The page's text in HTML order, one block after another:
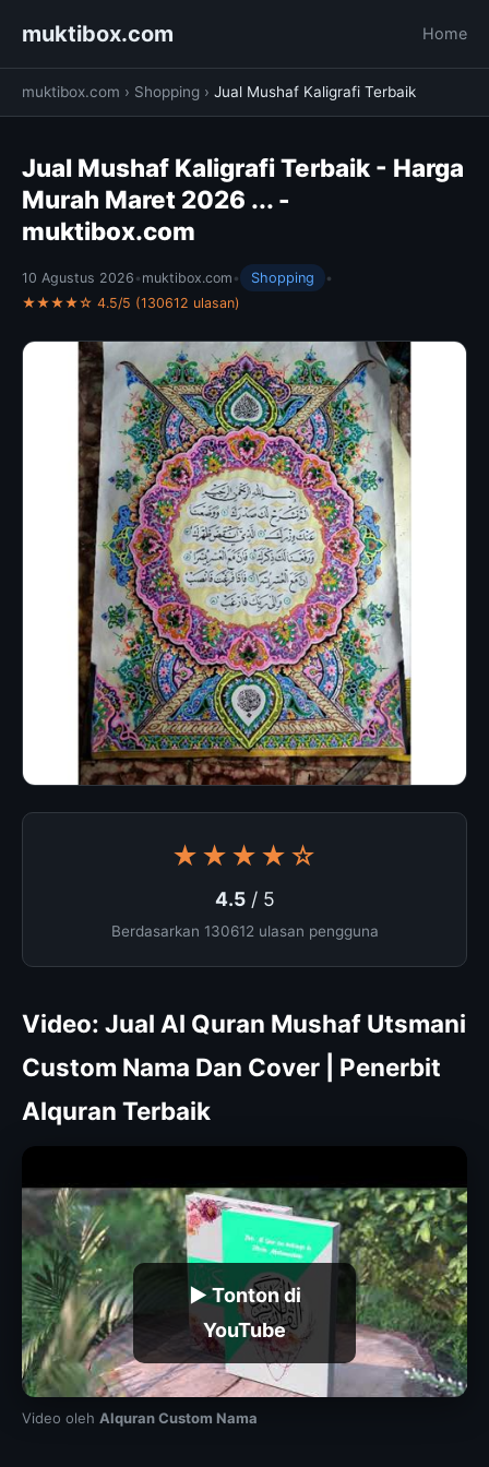
muktibox.com Home
muktibox.com › Shopping › Jual Mushaf Kaligrafi Terbaik
Jual Mushaf Kaligrafi Terbaik - Harga
Murah Maret 2026 ... -
muktibox.com
10 Agustus 2026 • muktibox.com • Shopping
•
★★★★☆ 4.5/5 (130612 ulasan)
★★★★☆
4.5/ 5
Berdasarkan 130612 ulasan pengguna
Video: Jual Al Quran Mushaf Utsmani
Custom Nama Dan Cover | Penerbit
Alquran Terbaik
▶ Tonton di
YouTube
Video oleh Alquran Custom Nama